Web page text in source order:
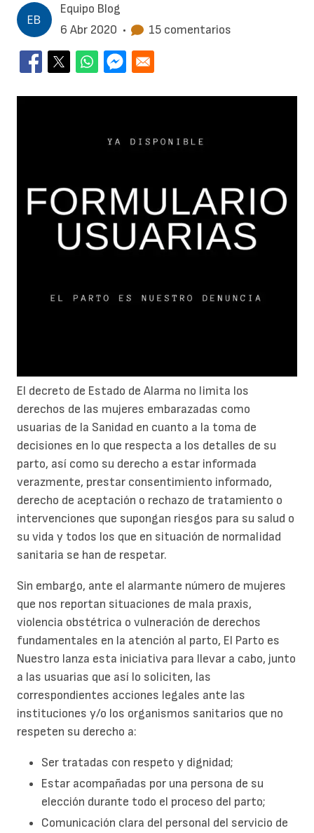
Equipo Blog
6 Abr 2020 • 15 comentarios
El decreto de Estado de Alarma no limita los
derechos de las mujeres embarazadas como
usuarias de la Sanidad en cuanto a la toma de
decisiones en lo que respecta a los detalles de su
parto, así como su derecho a estar informada
verazmente, prestar consentimiento informado,
derecho de aceptación o rechazo de tratamiento o
intervenciones que supongan riesgos para su salud o
su vida y todos los que en situación de normalidad
sanitaria se han de respetar.
Sin embargo, ante el alarmante número de mujeres
que nos reportan situaciones de mala praxis,
violencia obstétrica o vulneración de derechos
fundamentales en la atención al parto, El Parto es
Nuestro lanza esta iniciativa para llevar a cabo, junto
a las usuarias que así lo soliciten, las
correspondientes acciones legales ante las
instituciones y/o los organismos sanitarios que no
respeten su derecho a:
Ser tratadas con respeto y dignidad;
Estar acompañadas por una persona de su
elección durante todo el proceso del parto;
Comunicación clara del personal del servicio de